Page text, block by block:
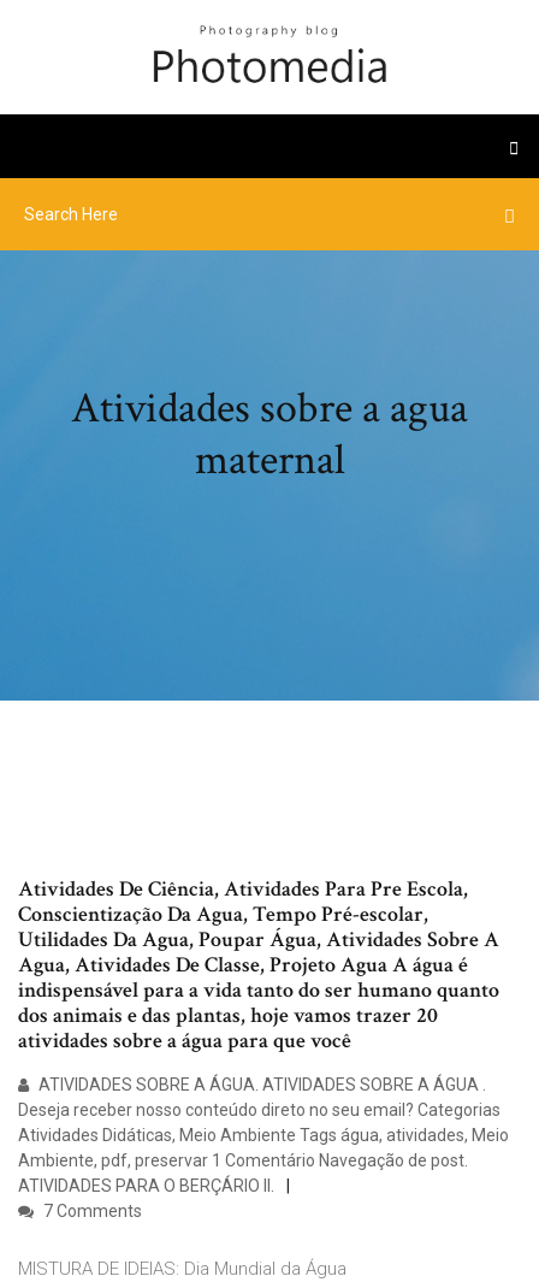
Atividades sobre a agua
maternal
Atividades De Ciência, Atividades Para Pre Escola,
Conscientização Da Agua, Tempo Pré-escolar,
Utilidades Da Agua, Poupar Água, Atividades Sobre A
Agua, Atividades De Classe, Projeto Agua A água é
indispensável para a vida tanto do ser humano quanto
dos animais e das plantas, hoje vamos trazer 20
atividades sobre a água para que você
ATIVIDADES SOBRE A ÁGUA. ATIVIDADES SOBRE A ÁGUA .
Deseja receber nosso conteúdo direto no seu email? Categorias
Atividades Didáticas, Meio Ambiente Tags água, atividades, Meio
Ambiente, pdf, preservar 1 Comentário Navegação de post.
ATIVIDADES PARA O BERÇÁRIO II.
7 Comments
MISTURA DE IDEIAS: Dia Mundial da Água